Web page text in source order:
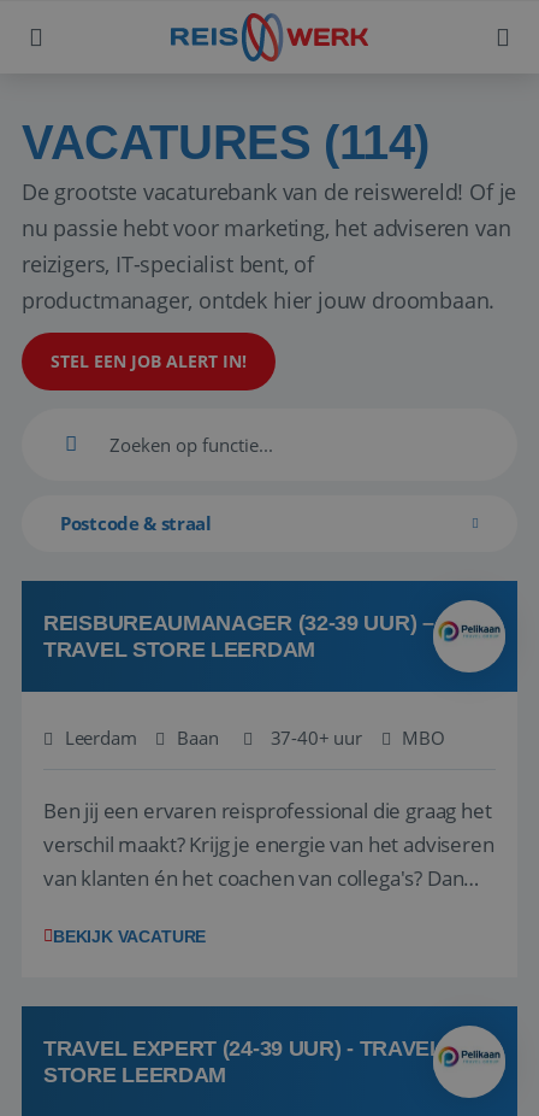
VACATURES (114)
De grootste vacaturebank van de reiswereld! Of je
nu passie hebt voor marketing, het adviseren van
reizigers, IT-specialist bent, of
productmanager, ontdek hier jouw droombaan.
STEL EEN JOB ALERT IN!
Postcode & straal
REISBUREAUMANAGER (32-39 UUR) –
TRAVEL STORE LEERDAM
Leerdam Baan 37-40+ uur MBO
Ben jij een ervaren reisprofessional die graag het
verschil maakt? Krijg je energie van het adviseren
van klanten én het coachen van collega's? Dan
(onderdeel van Pelikaan Travel Group) zoeken
team het reisbureau verder...
BEKIJK VACATURE
TRAVEL EXPERT (24-39 UUR) - TRAVEL
STORE LEERDAM